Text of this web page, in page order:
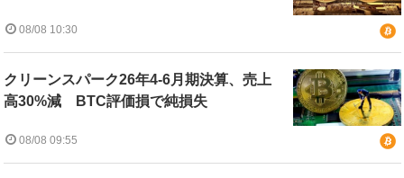
08/08 10:30
クリーンスパーク26年4-6月期決算、売上
高30%減 BTC評価損で純損失
08/08 09:55